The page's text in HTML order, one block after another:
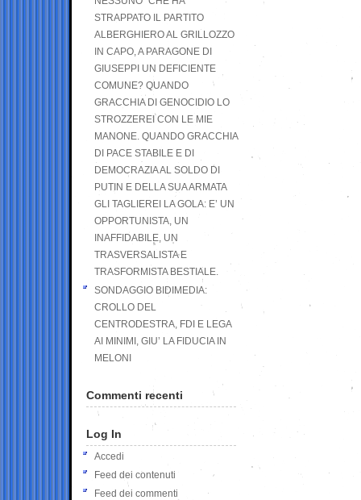
STRAPPATO IL PARTITO
ALBERGHIERO AL GRILLOZZO
IN CAPO, A PARAGONE DI
GIUSEPPI UN DEFICIENTE
COMUNE? QUANDO
GRACCHIA DI GENOCIDIO LO
STROZZEREI CON LE MIE
MANONE. QUANDO GRACCHIA
DI PACE STABILE E DI
DEMOCRAZIA AL SOLDO DI
PUTIN E DELLA SUA ARMATA
GLI TAGLIEREI LA GOLA: E’ UN
OPPORTUNISTA, UN
INAFFIDABILE, UN
TRASVERSALISTA E
TRASFORMISTA BESTIALE.
SONDAGGIO BIDIMEDIA:
CROLLO DEL
CENTRODESTRA, FDI E LEGA
AI MINIMI, GIU’ LA FIDUCIA IN
MELONI
Commenti recenti
Log In
Accedi
Feed dei contenuti
Feed dei commenti